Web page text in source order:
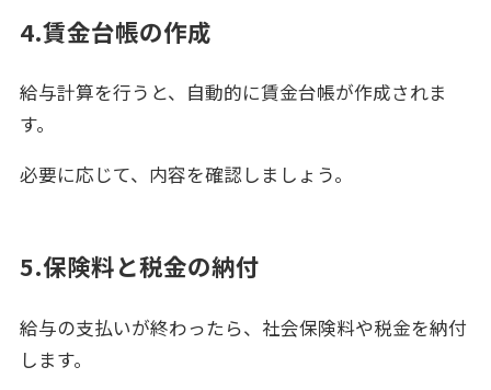
4.賃金台帳の作成
給与計算を行うと、自動的に賃金台帳が作成されま
す。
必要に応じて、内容を確認しましょう。
5.保険料と税金の納付
給与の支払いが終わったら、社会保険料や税金を納付
します。